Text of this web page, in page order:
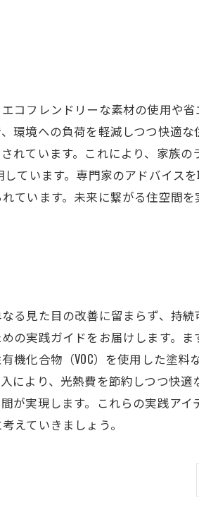
コフレンドリーな素材の使用や省
環境への負荷を軽減しつつ快適な
れています。これにより、家族の
ています。専門家のアドバイス
ています。未来に繋がる住空間を
る見た目の改善に留まらず、持続
の実践ガイドをお届けします。ま
化合物（VOC）を使用した塗料
により、光熱費を節約しつつ快適
が実現します。これらの実践アイ
えていきましょう。